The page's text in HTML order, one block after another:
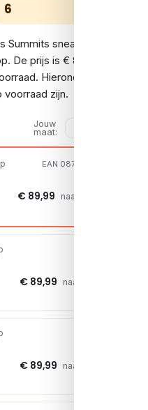
6
Summits sneakers
De prijs is € 89,99. In de
Hieronder zie je per
zijn.
Jouw
maat:
EAN 08721108112267
€ 89,99 naar shop →
€ 89,99 naar shop →
€ 89,99 naar shop →